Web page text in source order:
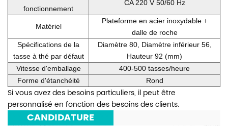
fonctionnement
CA 220 V 50/60 Hz
Matériel
Plateforme en acier inoxydable +
dalle de roche
Spécifications de la
tasse à thé par défaut
Diamètre 80, Diamètre inférieur 56,
Hauteur 92 (mm)
Vitesse d'emballage
400-500 tasses/heure
Forme d'étanchéité
Rond
Si vous avez des besoins particuliers, il peut être
personnalisé en fonction des besoins des clients.
CANDIDATURE